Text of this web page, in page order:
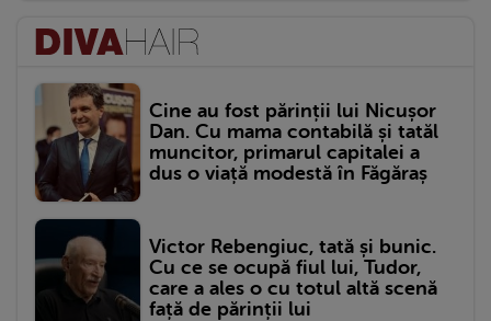
Cine au fost părinții lui Nicușor
Dan. Cu mama contabilă și tatăl
muncitor, primarul capitalei a
dus o viață modestă în Făgăraș
Victor Rebengiuc, tată și bunic.
Cu ce se ocupă fiul lui, Tudor,
care a ales o cu totul altă scenă
față de părinții lui